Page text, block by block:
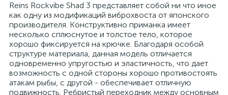
Reins Rockvibe Shad 3 представляет собой ни что иное
как одну из модификаций виброхвоста от японского
производителя. Конструктивно приманка имеет
несколько сплюснутое и толстое тело, которое
хорошо фиксируется на крючке. Благодаря особой
структуре материала, данная модель отличается
одновременно упругостью и эластичность, что дает
возможность с одной стороны хорошо противостоять
атакам рыбы, с другой - обеспечивает отличную
подвижность. Ребристый переходник между основным